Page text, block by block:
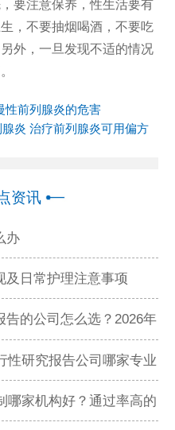
要注意保养，性生活要有
，不要抽烟喝酒，不要吃
外，一旦发现不适的情况
性前列腺炎的危害
炎 治疗前列腺炎可用偏方
资讯
办
及日常护理注意事项
的公司怎么选？2026年
性研究报告公司哪家专业
哪家机构好？通过率高的